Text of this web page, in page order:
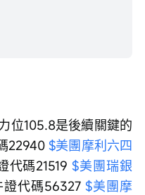
位105.8是後續關鍵的
22940 $美團摩利六四
代碼21519 $美團瑞銀
證代碼56327 $美團摩